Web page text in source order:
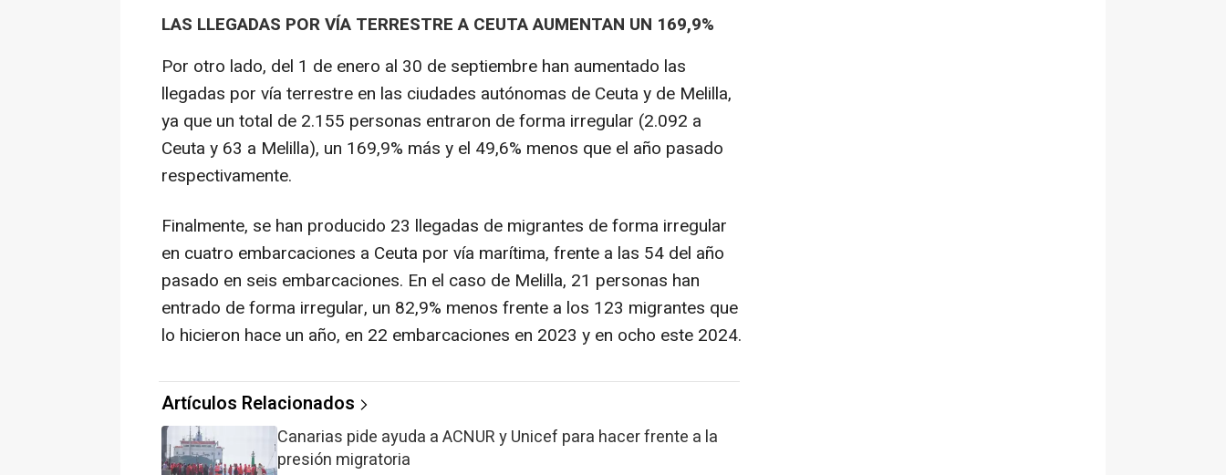
LAS LLEGADAS POR VÍA TERRESTRE A CEUTA AUMENTAN UN 169,9%
Por otro lado, del 1 de enero al 30 de septiembre han aumentado las
llegadas por vía terrestre en las ciudades autónomas de Ceuta y de Melilla,
ya que un total de 2.155 personas entraron de forma irregular (2.092 a
Ceuta y 63 a Melilla), un 169,9% más y el 49,6% menos que el año pasado
respectivamente.
Finalmente, se han producido 23 llegadas de migrantes de forma irregular
en cuatro embarcaciones a Ceuta por vía marítima, frente a las 54 del año
pasado en seis embarcaciones. En el caso de Melilla, 21 personas han
entrado de forma irregular, un 82,9% menos frente a los 123 migrantes que
lo hicieron hace un año, en 22 embarcaciones en 2023 y en ocho este 2024.
Artículos Relacionados
Canarias pide ayuda a ACNUR y Unicef para hacer frente a la
presión migratoria